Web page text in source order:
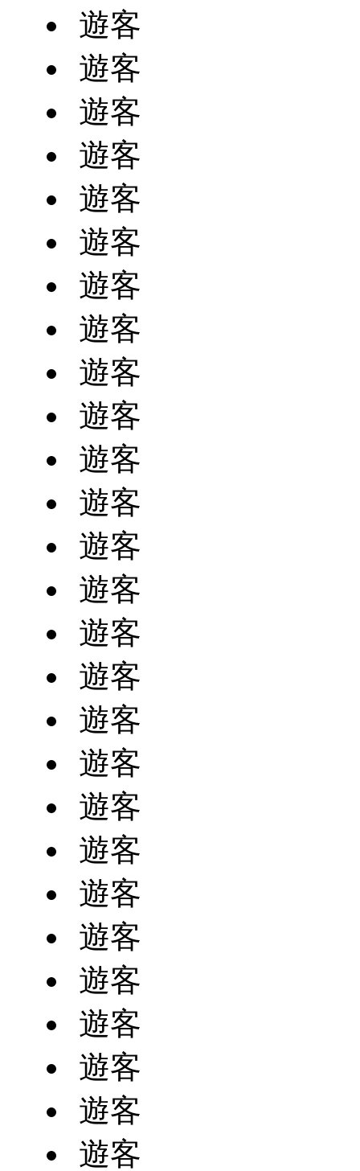
遊客
遊客
遊客
遊客
遊客
遊客
遊客
遊客
遊客
遊客
遊客
遊客
遊客
遊客
遊客
遊客
遊客
遊客
遊客
遊客
遊客
遊客
遊客
遊客
遊客
遊客
遊客